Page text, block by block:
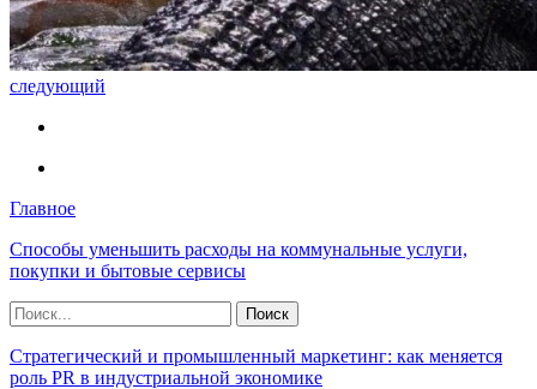
следующий
Главное
Способы уменьшить расходы на коммунальные услуги,
покупки и бытовые сервисы
Стратегический и промышленный маркетинг: как меняется
роль PR в индустриальной экономике